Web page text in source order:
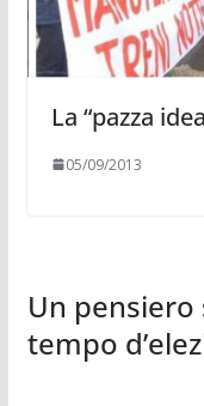
La “pazza
05/09/2013
Un pensiero
tempo